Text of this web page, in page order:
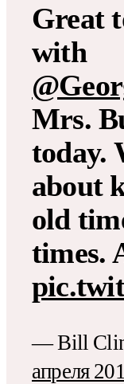
Great
with
Mrs.
today.
about
old
times.
— Bill
апреля